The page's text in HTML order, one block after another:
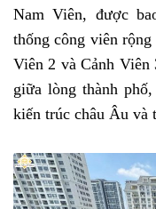
Nam Viên, được
thống công viên
Viên 2 và Cảnh Viên
giữa lòng thành
kiến trúc châu Âu và